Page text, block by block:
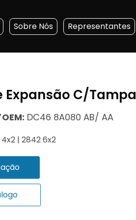
Sobre Nós Representantes
Expansão C/Tampa
OEM: DC46 8A080 AB/ AA
| 2842 6x2